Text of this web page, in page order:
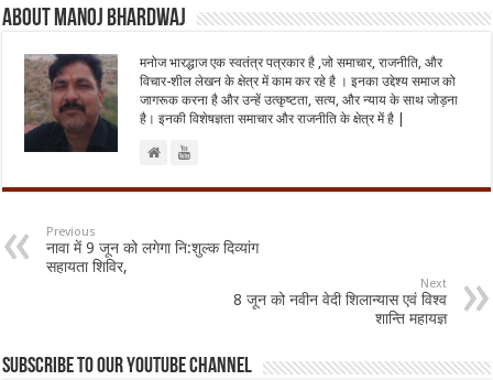
About Manoj Bhardwaj
मनोज भारद्धाज एक स्वतंत्र पत्रकार है ,जो समाचार, राजनीति, और
विचार-शील लेखन के क्षेत्र में काम कर रहे है । इनका उद्देश्य समाज को
जागरूक करना है और उन्हें उत्कृष्टता, सत्य, और न्याय के साथ जोड़ना
है। इनकी विशेषज्ञता समाचार और राजनीति के क्षेत्र में है |
Previous
नावा में 9 जून को लगेगा नि:शुल्क दिव्यांग
सहायता शिविर,
Next
8 जून को नवीन वेदी शिलान्यास एवं विश्व
शान्ति महायज्ञ
Subscribe to our Youtube Channel